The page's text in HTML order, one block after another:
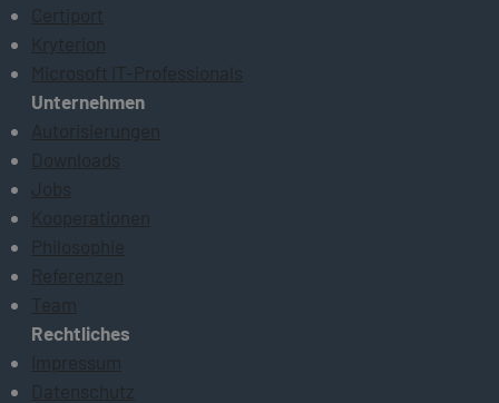
Certiport
Kryterion
Microsoft IT-Professionals
Unternehmen
Autorisierungen
Downloads
Jobs
Kooperationen
Philosophie
Referenzen
Team
Rechtliches
Impressum
Datenschutz